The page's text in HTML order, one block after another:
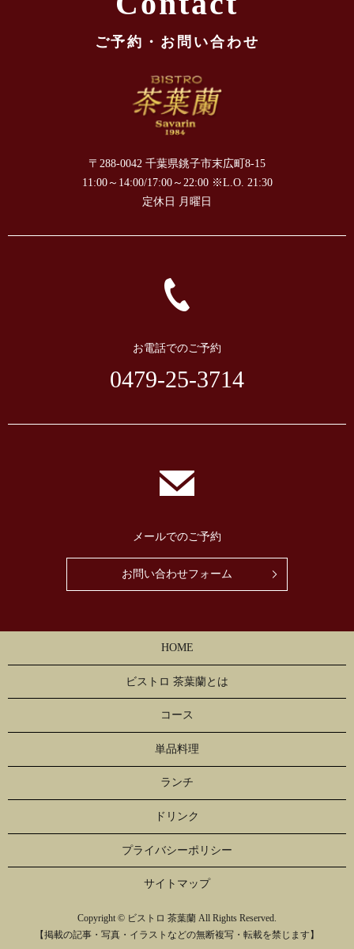
ご予約・お問い合わせ
〒288-0042 千葉県銚子市末広町8-15
11:00～14:00/17:00～22:00 ※L.O. 21:30
定休日 月曜日
お電話でのご予約
0479-25-3714
メールでのご予約
お問い合わせフォーム
HOME
ビストロ 茶葉蘭とは
コース
単品料理
ランチ
ドリンク
プライバシーポリシー
サイトマップ
Copyright © ビストロ 茶葉蘭 All Rights Reserved.
【掲載の記事・写真・イラストなどの無断複写・転載を禁じます】